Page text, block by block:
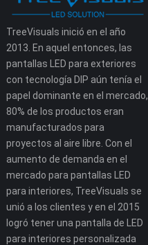
TreeVisuals inició en el año
2013. En aquel entonces, las
pantallas LED para exteriores
con tecnología DIP aún tenía el
papel dominante en el mercado,
80% de los productos eran
manufacturados para
proyectos al aire libre. Con el
aumento de demanda en el
mercado para pantallas LED
para interiores, TreeVisuals se
unió a los clientes y en el 2015
logró tener una pantalla de LED
para interiores personalizada